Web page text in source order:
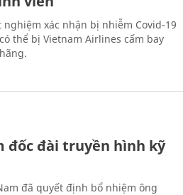
xác nhận bị nhiễm Covid-19
thể bị Vietnam Airlines cấm bay
đốc đài truyền hình kỹ
đã quyết định bổ nhiệm ông